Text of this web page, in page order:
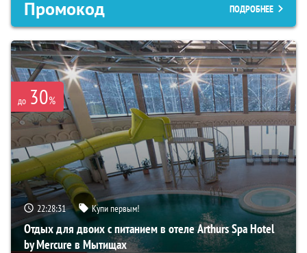
Промокод ПОДРОБНЕЕ
до 30%
22:28:29 Купи первым!
Отдых для двоих с питанием в отеле Arthurs Spa Hotel
by Mercure в Мытищах